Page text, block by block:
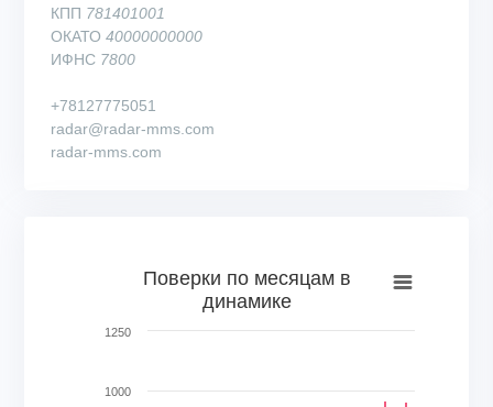
КПП 781401001
ОКАТО 40000000000
ИФНС 7800
+78127775051
radar@radar-mms.com
radar-mms.com
Bar chart with 75 bars.
View as data table, Поверки по месяцам в динамике
The chart has 1 Y axis displaying Кол-во поверок, шт..
Поверки по месяцам в
динамике
1000
1250